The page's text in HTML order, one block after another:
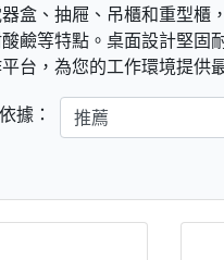
盒、抽屜、吊櫃和重型
鹼等特點。桌面設計堅
台，為您的工作環境提供
據：